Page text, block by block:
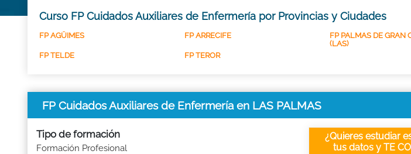
Curso FP Cuidados Auxiliares de Enfermería por Provincias y Ciudades
FP AGÜIMES FP ARRECIFE
FP PALMAS DE GRAN
(LAS)
FP TELDE
FP TEROR
FP Cuidados Auxiliares de Enfermería en LAS PALMAS
Tipo de formación
Formación Profesional
¿Quieres estudiar
tus datos y TE